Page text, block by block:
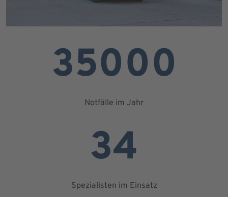
35000
Notfälle im Jahr
34
Spezialisten im Einsatz